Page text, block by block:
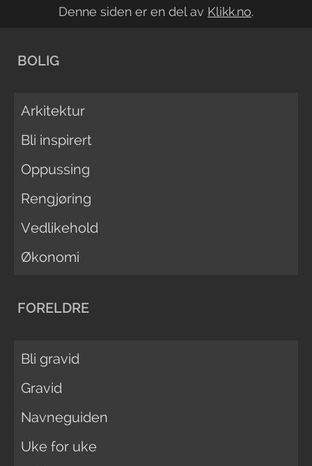
Denne siden er en del av Klikk.no.
BOLIG
Arkitektur
Bli inspirert
Oppussing
Rengjøring
Vedlikehold
Økonomi
FORELDRE
Bli gravid
Gravid
Navneguiden
Uke for uke